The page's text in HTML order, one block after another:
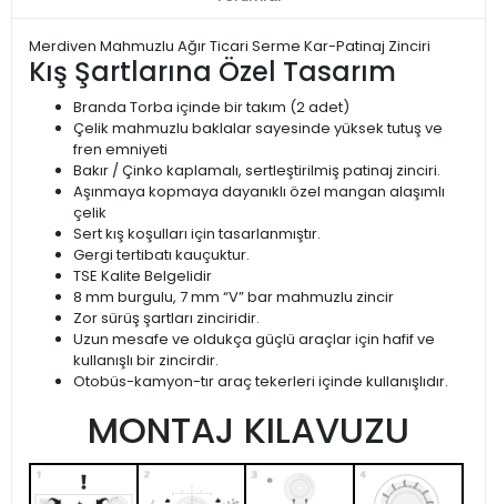
Merdiven Mahmuzlu Ağır Ticari Serme Kar-Patinaj Zinciri
Kış Şartlarına Özel Tasarım
Branda Torba içinde bir takım (2 adet)
Çelik mahmuzlu baklalar sayesinde yüksek tutuş ve
fren emniyeti
Bakır / Çinko kaplamalı, sertleştirilmiş patinaj zinciri.
Aşınmaya kopmaya dayanıklı özel mangan alaşımlı
çelik
Sert kış koşulları için tasarlanmıştır.
Gergi tertibatı kauçuktur.
TSE Kalite Belgelidir
8 mm burgulu, 7 mm “V” bar mahmuzlu zincir
Zor sürüş şartları zinciridir.
Uzun mesafe ve oldukça güçlü araçlar için hafif ve
kullanışlı bir zincirdir.
Otobüs-kamyon-tır araç tekerleri içinde kullanışlıdır.
MONTAJ KILAVUZU